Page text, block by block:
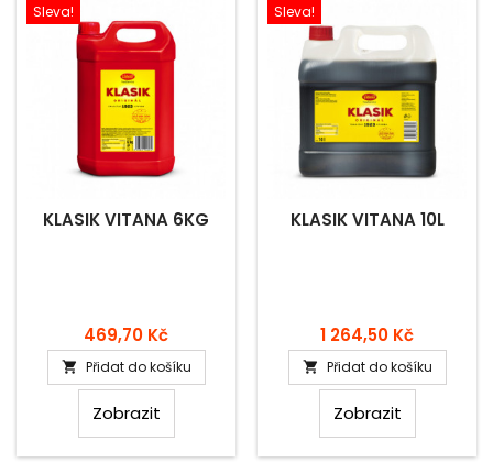
Sleva!
KLASIK VITANA 6KG
Cena
469,70 Kč
 Přidat do košíku
Zobrazit
Sleva!
KLASIK VITANA 10L
Cena
1 264,50 Kč
 Přidat do košíku
Zobrazit